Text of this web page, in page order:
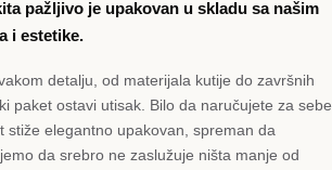
pažljivo je upakovan u skladu sa našim
i estetike.
detalju, od materijala kutije do završnih
paket ostavi utisak. Bilo da naručujete za sebe
stiže elegantno upakovan, spreman da
da srebro ne zaslužuje ništa manje od